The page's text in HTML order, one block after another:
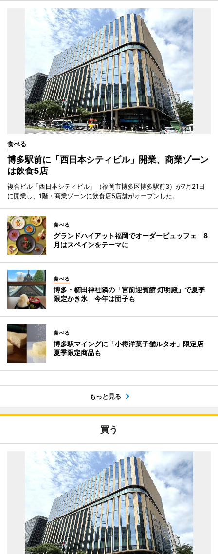
食べる
博多駅前に「西日本シティビル」開業、商業ゾーン
は飲食5店
複合ビル「西日本シティビル」（福岡市博多区博多駅前3）が7月21日
に開業し、1階・商業ゾーンに飲食店5店舗がオープンした。
食べる
グランドハイアット福岡でオーダービュッフェ 8
月はスペインをテーマに
食べる
博多・櫛田神社隣の「宮前迎賓館 灯明殿」で夏季
限定かき氷 今年は団子も
食べる
博多駅マイングに「小樽洋菓子舗ルタオ」限定店
夏季限定商品も
もっと見る
買う